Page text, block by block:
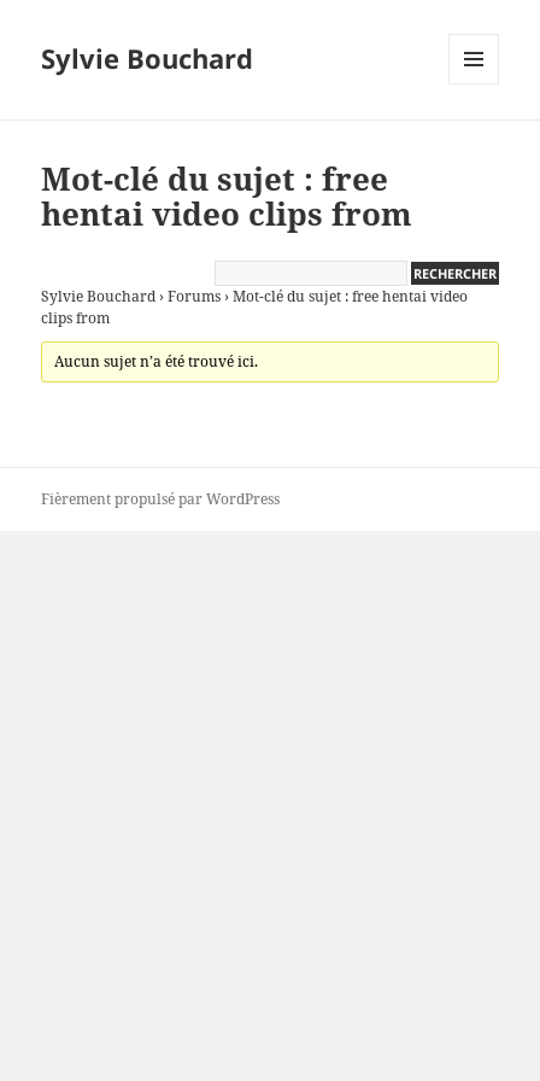
Sylvie Bouchard
Mot-clé du sujet : free
hentai video clips from
Sylvie Bouchard › Forums › Mot-clé du sujet : free hentai video
clips from
Aucun sujet n’a été trouvé ici.
Fièrement propulsé par WordPress